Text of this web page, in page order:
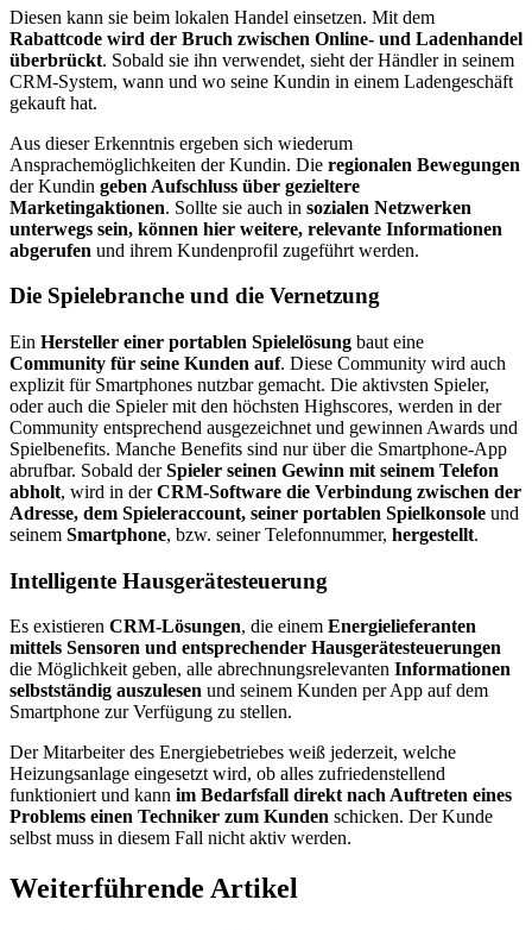
Diesen kann sie beim lokalen Handel einsetzen. Mit dem
Rabattcode wird der Bruch zwischen Online- und Ladenhandel
überbrückt. Sobald sie ihn verwendet, sieht der Händler in seinem
CRM-System, wann und wo seine Kundin in einem Ladengeschäft
gekauft hat.
Aus dieser Erkenntnis ergeben sich wiederum
Ansprachemöglichkeiten der Kundin. Die regionalen Bewegungen
der Kundin geben Aufschluss über gezieltere
Marketingaktionen. Sollte sie auch in sozialen Netzwerken
unterwegs sein, können hier weitere, relevante Informationen
abgerufen und ihrem Kundenprofil zugeführt werden.
Die Spielebranche und die Vernetzung
Ein Hersteller einer portablen Spielelösung baut eine
Community für seine Kunden auf. Diese Community wird auch
explizit für Smartphones nutzbar gemacht. Die aktivsten Spieler,
oder auch die Spieler mit den höchsten Highscores, werden in der
Community entsprechend ausgezeichnet und gewinnen Awards und
Spielbenefits. Manche Benefits sind nur über die Smartphone-App
abrufbar. Sobald derSpieler seinen Gewinn mit seinem Telefon
abholt, wird in derCRM-Software die Verbindung zwischen der
Adresse, dem Spieleraccount, seiner portablen Spielkonsole und
seinem Smartphone, bzw. seiner Telefonnummer, hergestellt.
Intelligente Hausgerätesteuerung
Es existieren CRM-Lösungen, die einem Energielieferanten
mittels Sensoren und entsprechender Hausgerätesteuerungen
die Möglichkeit geben, alle abrechnungsrelevanten Informationen
selbstständig auszulesen und seinem Kunden per App auf dem
Smartphone zur Verfügung zu stellen.
Der Mitarbeiter des Energiebetriebes weiß jederzeit, welche
Heizungsanlage eingesetzt wird, ob alles zufriedenstellend
funktioniert und kann im Bedarfsfall direkt nach Auftreten eines
Problems einen Techniker zum Kunden schicken. Der Kunde
selbst muss in diesem Fall nicht aktiv werden.
Weiterführende Artikel